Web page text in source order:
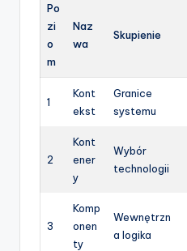
Po
zi
o
m
Naz
wa
Skupienie
1
Kont
ekst
Granice
systemu
2
Kont
ener
y
Wybór
technologii
3
Komp
onen
ty
Wewnętrzn
a logika